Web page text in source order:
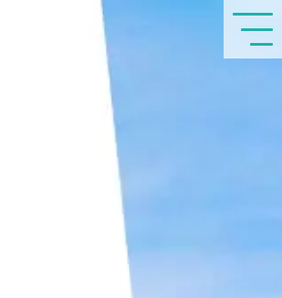
秋田風作戦